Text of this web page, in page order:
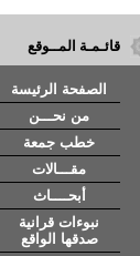
قائـمـة المــوقع
الصفحة الرئيسة
من نحـــن
خطب جمعة
مقـــالات
أبحــــاث
نبوءات قرانية
صدقها الواقع